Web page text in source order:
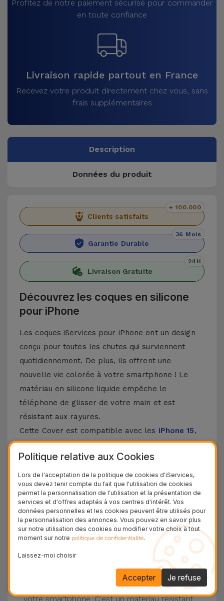
Profitez de notre paiement sécurisé pour commander
en toute confiance
Livraison rapide partout en France
Recevez votre produit directement chez vous, sans
frais supplémentaires
Description
Données du produit
Clients satisfaits
+ 100.000
Garantie Durable
36 Mois
Livraison Gratuite
24H
Découvrez les coques en silicone
pour iPhone
Les coques iServices pour iPhone ont un design
conçu pour toutes les chutes qui surviennent
quotidiennement. De plus, ils offrent une
nouvelle vie colorée à votre smartphone ! Le
matériau en silicone liquide empêche le
téléphone de glisser de votre main et est
résistant aux rayures.
Cette Cover est compatible avec les iPhone 15,
14, 13, 12, entre autres, ainsi qu'avec le modèle le
plus populaire d'Apple, l'iPhone 16et
Protection à 3 couches avec coques en
silicone
Nos coques en silicone pour iPhone ont une
construction robuste et de qualité, avec une
construction à trois couches, pour éviter au
maximum les accidents et les casses !
- Une première couche de silicone liquide
donne de la couleur et une couverture
complète à la coque arrière et au bord latéral de
votre smartphone. C'est un matériau résistant,
Politique relative aux Cookies
Lors de l'acceptation de la politique de cookies d'iServices,
vous devez tenir compte du fait que l'utilisation de cookies
permet la personnalisation de l'utilisation et la présentation de
services et d'offres adaptés à vos centres d'intérêt. Vos
données personnelles et les cookies peuvent être utilisés pour
la personnalisation des annonces. Vous pouvez en savoir plus
sur notre utilisation des cookies ou modifier votre choix à tout
moment sur notre politique de confidentialité.
Laissez-moi choisir
Je refuse
Accepter